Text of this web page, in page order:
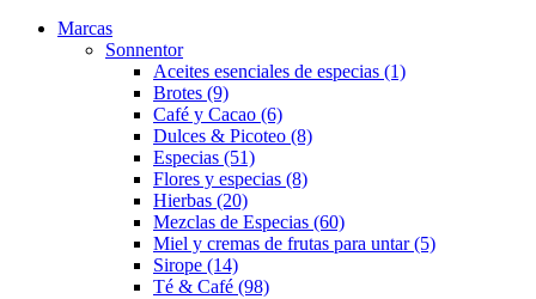
Marcas
Sonnentor
Aceites esenciales de especias (1)
Brotes (9)
Café y Cacao (6)
Dulces & Picoteo (8)
Especias (51)
Flores y especias (8)
Hierbas (20)
Mezclas de Especias (60)
Miel y cremas de frutas para untar (5)
Sirope (14)
Té & Café (98)